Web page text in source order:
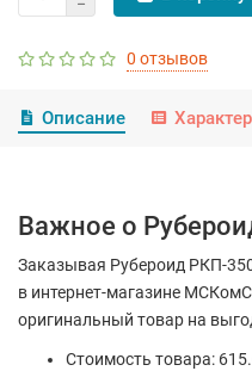
0 отзывов
Описание
Важное о
Заказывая Рубероид РКП-
в интернет-магазине
оригинальный товар на
Стоимость товара: